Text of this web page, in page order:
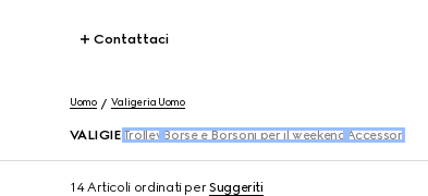
Contattaci
Uomo Valigeria Uomo
VALIGIE Trolley Borse e Borsoni per il weekend Accessori
14 Articoli ordinati perSuggeriti